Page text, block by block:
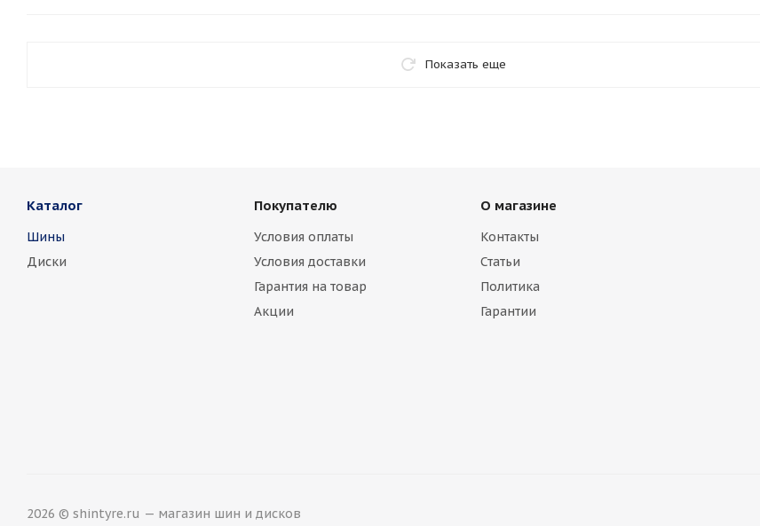
Показать еще
Каталог
Шины
Диски
Покупателю
Условия оплаты
Условия доставки
Гарантия на товар
Акции
О магазине
Контакты
Статьи
Политика
Гарантии
2026 © shintyre.ru — магазин шин и дисков